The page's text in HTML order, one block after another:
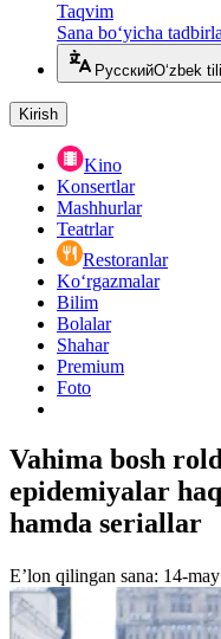
Taqvim
Sana bo‘yicha
РусскийO‘zbek tili
Kirish
Kino
Konsertlar
Mashhurlar
Teatrlar
Restoranlar
Ko‘rgazmalar
Bilim
Bolalar
Shahar
Premium
Foto
Vahima bosh
epidemiyalar
hamda seriallar
E’lon qilingan sana: 14-